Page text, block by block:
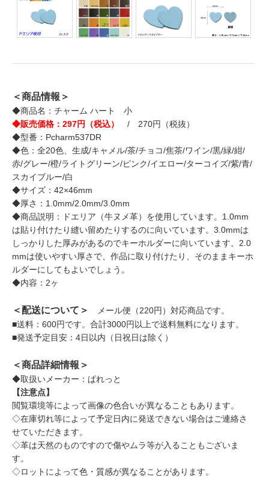
＜商品情報＞
◆商品名：チャーム ハート 小
◆販売価格：297円（税込）
/ 270円（税抜）
◆型番：Pcharm537DR
◆色：全20色、生成/キャメル/茶/チョコ/焦茶/ワイン/黒/緑/紺/
赤/グレー/橙/ライトグリーン/ピンク/イエロー/ターコイズ/紫/青/
スカイブルー/白
◆サイズ：42×46mm
◆厚さ：1.0mm/2.0mm/3.0mm
◆商品説明：ドエリア（牛ヌメ革）を使用しています。1.0mm
は貼り付けたり縫い留めたりするのに向いています。3.0mmは
しっかりした厚みがあるのでキーホルダーに向いています。2.0
mmは使いやすい厚さで、作品に取り付けたり、そのままキーホ
ルダーにしてもよいでしょう。
◆内容：2ヶ
＜配送について＞
メール便（220円）対応商品です。
■送料：600円です。合計3000円以上で送料無料になります。
■発送予定目安：4日以内（日祝日は除く）
＜商品詳細情報＞
◆取扱いメーカー：ぱれっと
【注意点】
閲覧環境等によって画像の色合いが異なることもあります。
◇在庫切れ等によって予定日内に発送できない場合はご連絡さ
せていただきます。
◇革は天然のものですので傷やムラ等が入ることもございま
す。
◇ロットによって色・質感が異なることがあります。